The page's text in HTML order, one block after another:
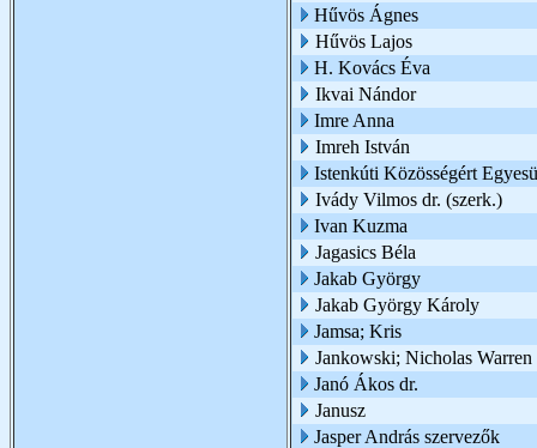
Hűvös Ágnes
Hűvös Lajos
H. Kovács Éva
Ikvai Nándor
Imre Anna
Imreh István
Istenkúti Közösségért
Ivády Vilmos dr. (szerk.)
Ivan Kuzma
Jagasics Béla
Jakab György
Jakab György Károly
Jamsa; Kris
Jankowski; Nicholas Warren
Janó Ákos dr.
Janusz
Jasper András szervezők